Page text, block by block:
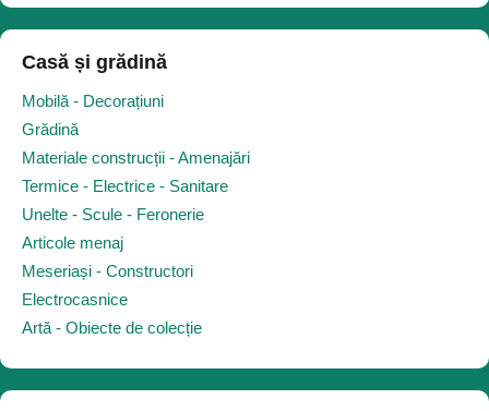
Casă și grădină
Mobilă - Decorațiuni
Grădină
Materiale construcții - Amenajări
Termice - Electrice - Sanitare
Unelte - Scule - Feronerie
Articole menaj
Meseriași - Constructori
Electrocasnice
Artă - Obiecte de colecție